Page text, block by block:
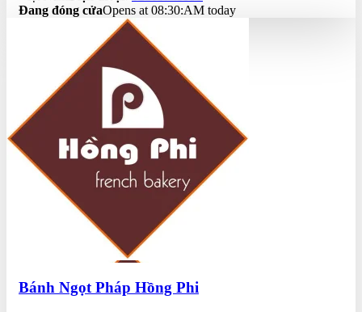
Đang đóng cửaOpens at 08:30:AM today
Bánh Ngọt Pháp Hồng Phi